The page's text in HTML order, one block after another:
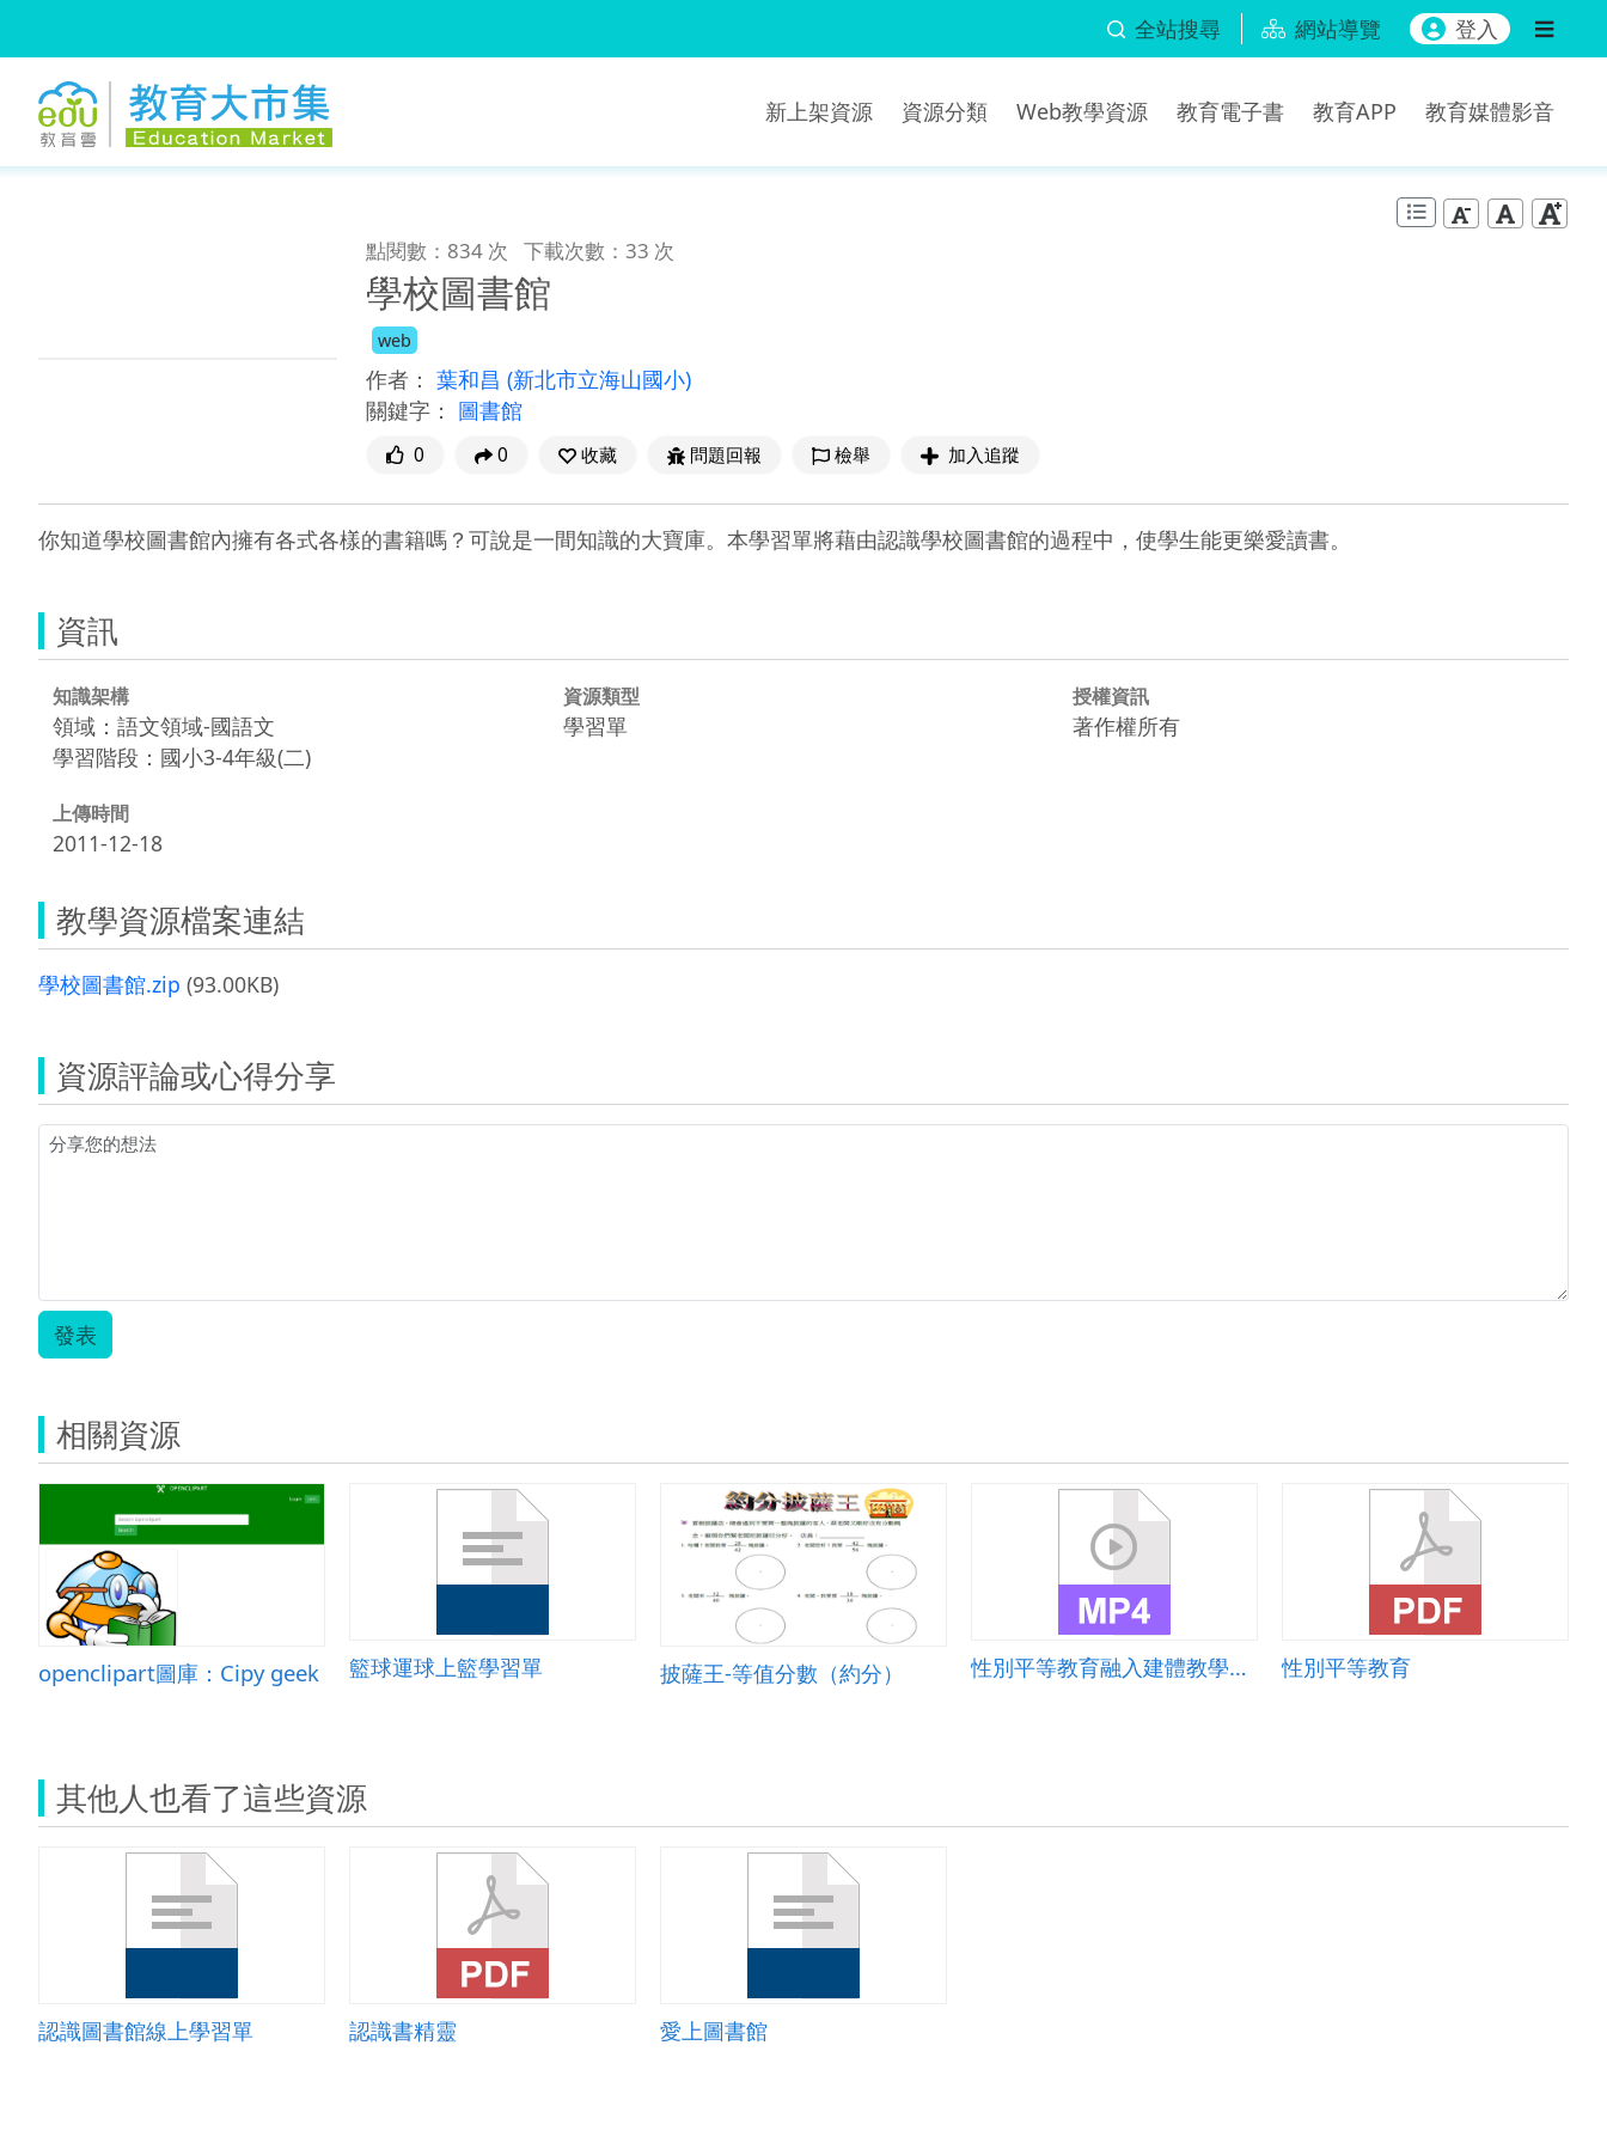
全站搜尋 網站導覽 登入
新上架資源 資源分類 Web教學資源 教育電子書 教育APP 教育媒體影音
點閱數：834 次 下載次數：33 次
學校圖書館
web
作者： 葉和昌 (新北市立海山國小)
關鍵字： 圖書館
0 0 收藏 問題回報 檢舉 加入追蹤
你知道學校圖書館內擁有各式各樣的書籍嗎？可說是一間知識的大寶庫。本學習單將藉由認識學校圖書館的過程中，使學生能更樂愛讀書。
資訊
知識架構
領域：語文領域-國語文
學習階段：國小3-4年級(二)
資源類型
學習單
授權資訊
著作權所有
上傳時間
2011-12-18
教學資源檔案連結
學校圖書館.zip (93.00KB)
資源評論或心得分享
發表
相關資源
openclipart圖庫：Cipy geek 籃球運球上籃學習單 披薩王-等值分數（約分） 性別平等教育融入建體教學活動設計 性別平等教育
其他人也看了這些資源
認識圖書館線上學習單 認識書精靈 愛上圖書館